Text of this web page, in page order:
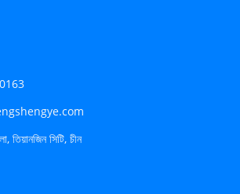
তিয়ানজিন সিটি, চীন